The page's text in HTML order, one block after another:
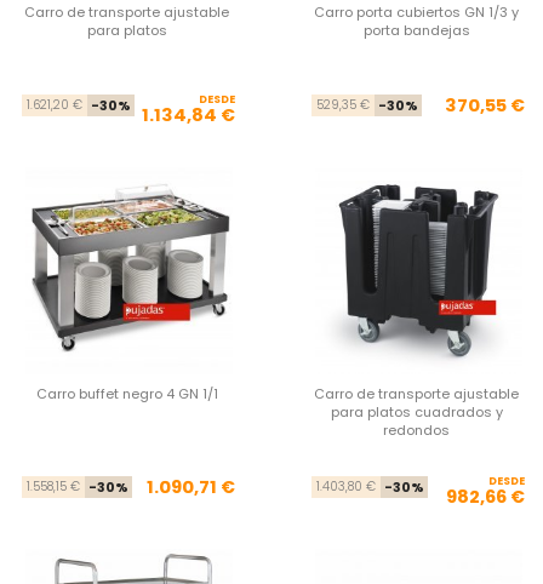
Carro de transporte ajustable
para platos
Precio base
1.621,20 € -30% Precio
DESDE
1.134,84 €
Carro porta cubiertos GN 1/3 y
porta bandejas
529,35 € -30% 370,55 €
Carro buffet negro 4 GN 1/1
Precio base
1.558,15 € -30% Precio
1.090,71 €
Carro de transporte ajustable
para platos cuadrados y
redondos
1.403,80 € -30% DESDE
982,66 €